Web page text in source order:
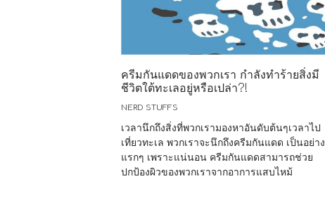
ครีมกันแดดของพวกเรา กำลังทำร้ายสิ่งมี
ชีวิตใต้ทะเลอยู่หรือเปล่า?!
NERD STUFFS
เวลานึกถึงสิ่งที่พวกเรามองหาอันดับต้นๆเวลาไป
เที่ยวทะเล พวกเราจะนึกถึงครีมกันแดด เป็นอย่าง
แรกๆ เพราะแน่นอน ครีมกันแดดสามารถช่วย
ปกป้องผิวของพวกเราจากอาการแสบไหม้